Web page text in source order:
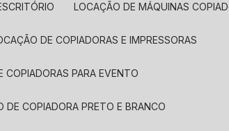
LOCAÇÃO DE MÁQUINAS
DE COPIADORAS E IMPRESSORAS
COPIADORAS PARA EVENTO
DE COPIADORA PRETO E BRANCO